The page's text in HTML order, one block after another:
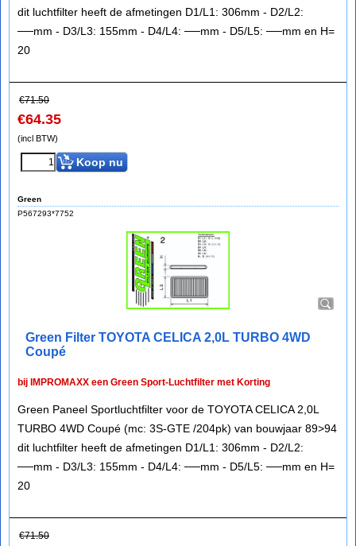
dit luchtfilter heeft de afmetingen D1/L1: 306mm - D2/L2:
──mm - D3/L3: 155mm - D4/L4: ──mm - D5/L5: ──mm en H=
20
€71.50
€64.35
(incl BTW)
Koop nu
Green
P567293*7752
Green Filter TOYOTA CELICA 2,0L TURBO 4WD
Coupé
bij IMPROMAXX een Green Sport-Luchtfilter met Korting
Green Paneel Sportluchtfilter voor de TOYOTA CELICA 2,0L
TURBO 4WD Coupé (mc: 3S-GTE /204pk) van bouwjaar 89>94
dit luchtfilter heeft de afmetingen D1/L1: 306mm - D2/L2:
──mm - D3/L3: 155mm - D4/L4: ──mm - D5/L5: ──mm en H=
20
€71.50